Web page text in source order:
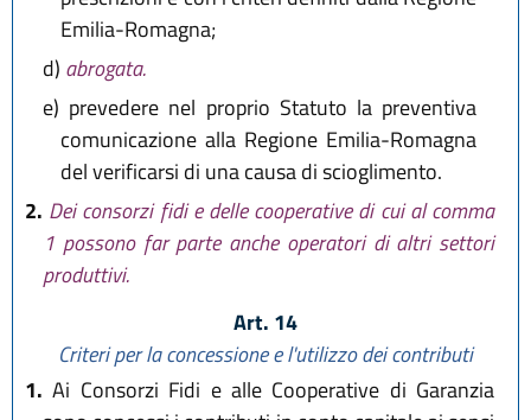
Emilia-Romagna;
d) abrogata.
e) prevedere nel proprio Statuto la preventiva
comunicazione alla Regione Emilia-Romagna
del verificarsi di una causa di scioglimento.
2. Dei consorzi fidi e delle cooperative di cui al comma
1 possono far parte anche operatori di altri settori
produttivi.
Art. 14
Criteri per la concessione e l'utilizzo dei contributi
1. Ai Consorzi Fidi e alle Cooperative di Garanzia